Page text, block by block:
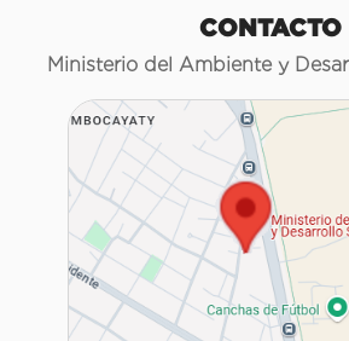
CONTACTO
Ministerio del Ambiente y